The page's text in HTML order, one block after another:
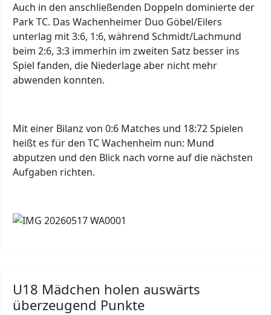
Auch in den anschließenden Doppeln dominierte der
Park TC. Das Wachenheimer Duo Göbel/Eilers
unterlag mit 3:6, 1:6, während Schmidt/Lachmund
beim 2:6, 3:3 immerhin im zweiten Satz besser ins
Spiel fanden, die Niederlage aber nicht mehr
abwenden konnten.
Mit einer Bilanz von 0:6 Matches und 18:72 Spielen
heißt es für den TC Wachenheim nun: Mund
abputzen und den Blick nach vorne auf die nächsten
Aufgaben richten.
U18 Mädchen holen auswärts
überzeugend Punkte